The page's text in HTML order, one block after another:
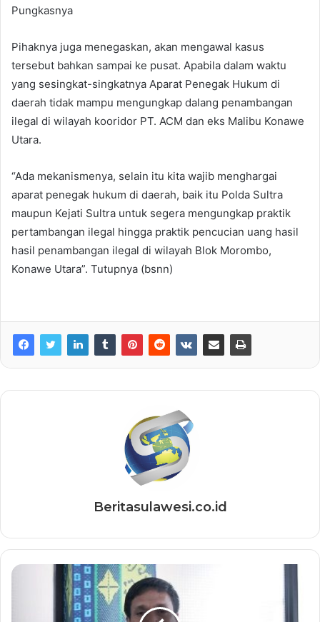
Pungkasnya
Pihaknya juga menegaskan, akan mengawal kasus
tersebut bahkan sampai ke pusat. Apabila dalam waktu
yang sesingkat-singkatnya Aparat Penegak Hukum di
daerah tidak mampu mengungkap dalang penambangan
ilegal di wilayah kooridor PT. ACM dan eks Malibu Konawe
Utara.
“Ada mekanismenya, selain itu kita wajib menghargai
aparat penegak hukum di daerah, baik itu Polda Sultra
maupun Kejati Sultra untuk segera mengungkap praktik
pertambangan ilegal hingga praktik pencucian uang hasil
hasil penambangan ilegal di wilayah Blok Morombo,
Konawe Utara”. Tutupnya (bsnn)
Beritasulawesi.co.id